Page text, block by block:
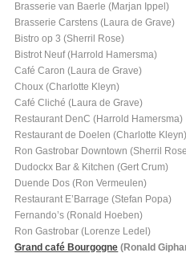
Brasserie van Baerle (Marjan Ippel)
Brasserie Carstens (Laura de Grave)
Bistro op 3 (Sherril Rose)
Bistrot Neuf (Harrold Hamersma)
Café Caron (Laura de Grave)
Choux (Charlotte Kleyn)
Café Cliché (Laura de Grave)
Restaurant DenC (Harrold Hamersma)
Restaurant de Doelen (Charlotte Kleyn)
Ron Gastrobar Downtown (Sherril
Dudockx Bar & Kitchen (Gert Crum)
Duende Dos (Ron Vermeulen)
Restaurant E’Barrage (Stefan Popa)
Fernando’s (Ronald Hoeben)
Ron Gastrobar (Lorenze Ledel)
Grand café Bourgogne (Ronald